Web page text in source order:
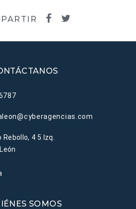
4 5 Izq.
SOMOS